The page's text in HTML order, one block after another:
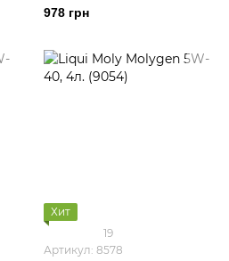
978 грн
Хит
19
Артикул: 8578